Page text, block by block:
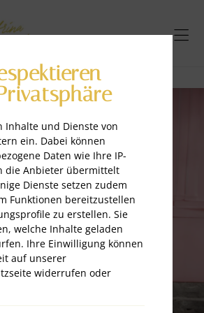
Inhalte und Dienste von
ein. Dabei können
Daten wie Ihre IP-
die Anbieter übermittelt
Dienste setzen zudem
Funktionen bereitzustellen
zu erstellen. Sie
welche Inhalte geladen
Ihre Einwilligung können
auf unserer
widerrufen oder